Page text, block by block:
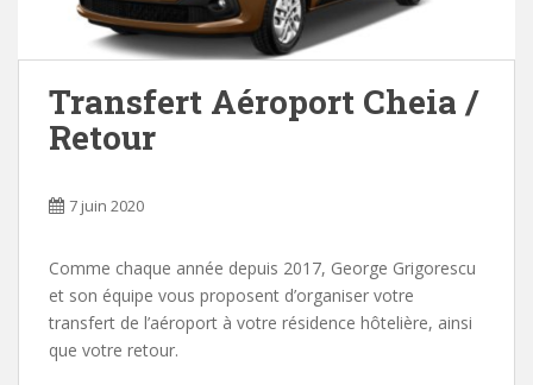
Transfert Aéroport Cheia /
Retour
7 juin 2020
Comme chaque année depuis 2017, George Grigorescu
et son équipe vous proposent d’organiser votre
transfert de l’aéroport à votre résidence hôtelière, ainsi
que votre retour.